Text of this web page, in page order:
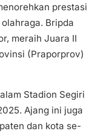
prestasi
Bripda
meraih Juara II
(Praporprov)
Stadion Segiri
Ajang ini juga
dan kota se-